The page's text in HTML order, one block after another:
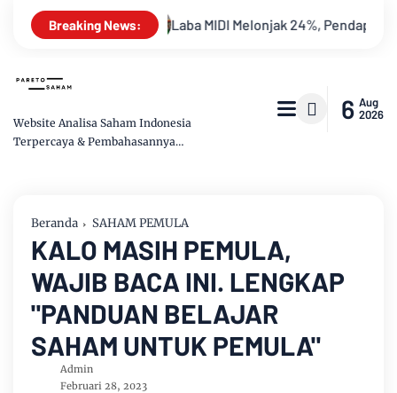
Breaking News:
Apa? Laba MIDI Melonjak 24%, Pendapatan Tembus
Website Analisa Saham Indonesia
Terpercaya & Pembahasannya
6 Aug
2026
Beranda SAHAM PEMULA
KALO MASIH PEMULA,
WAJIB BACA INI. LENGKAP
"PANDUAN BELAJAR
SAHAM UNTUK PEMULA"
Admin
Februari 28, 2023